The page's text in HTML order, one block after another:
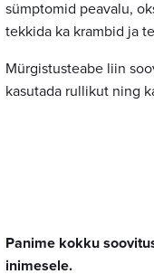
sümptomid peavalu,
tekkida ka krambid ja
Mürgistusteabe liin
kasutada rullikut ning
Panime kokku
inimesele.